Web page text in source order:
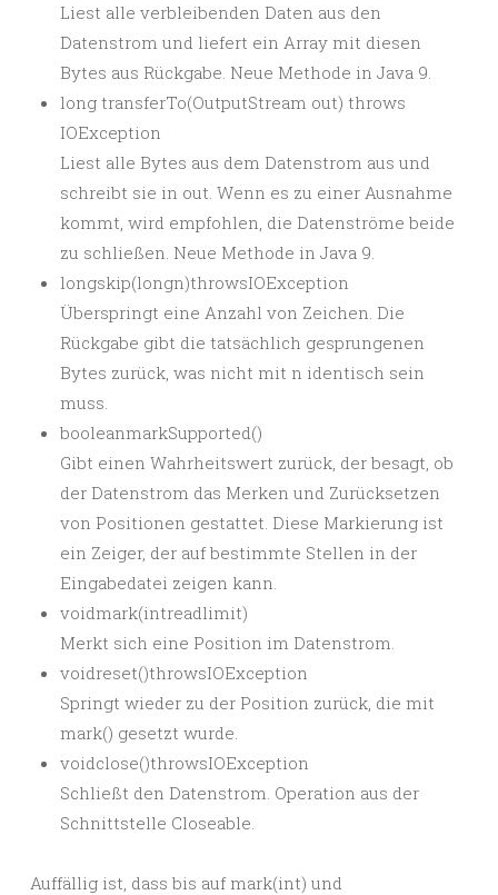
Liest alle verbleibenden Daten aus den
Datenstrom und liefert ein Array mit diesen
Bytes aus Rückgabe. Neue Methode in Java 9.
long transferTo(OutputStream out) throws
IOException
Liest alle Bytes aus dem Datenstrom aus und
schreibt sie in out. Wenn es zu einer Ausnahme
kommt, wird empfohlen, die Datenströme beide
zu schließen. Neue Methode in Java 9.
longskip(longn)throwsIOException
Überspringt eine Anzahl von Zeichen. Die
Rückgabe gibt die tatsächlich gesprungenen
Bytes zurück, was nicht mit n identisch sein
muss.
booleanmarkSupported()
Gibt einen Wahrheitswert zurück, der besagt, ob
der Datenstrom das Merken und Zurücksetzen
von Positionen gestattet. Diese Markierung ist
ein Zeiger, der auf bestimmte Stellen in der
Eingabedatei zeigen kann.
voidmark(intreadlimit)
Merkt sich eine Position im Datenstrom.
voidreset()throwsIOException
Springt wieder zu der Position zurück, die mit
mark() gesetzt wurde.
voidclose()throwsIOException
Schließt den Datenstrom. Operation aus der
Schnittstelle Closeable.
Auffällig ist, dass bis auf mark(int) und